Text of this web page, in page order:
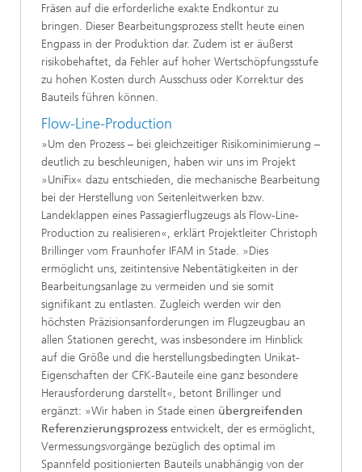
Fräsen auf die erforderliche exakte Endkontur zu
bringen. Dieser Bearbeitungsprozess stellt heute einen
Engpass in der Produktion dar. Zudem ist er äußerst
risikobehaftet, da Fehler auf hoher Wertschöpfungsstufe
zu hohen Kosten durch Ausschuss oder Korrektur des
Bauteils führen können.
Flow-Line-Production
»Um den Prozess – bei gleichzeitiger Risikominimierung –
deutlich zu beschleunigen, haben wir uns im Projekt
»UniFix« dazu entschieden, die mechanische Bearbeitung
bei der Herstellung von Seitenleitwerken bzw.
Landeklappen eines Passagierflugzeugs als Flow-Line-
Production zu realisieren«, erklärt Projektleiter Christoph
Brillinger vom Fraunhofer IFAM in Stade. »Dies
ermöglicht uns, zeitintensive Nebentätigkeiten in der
Bearbeitungsanlage zu vermeiden und sie somit
signifikant zu entlasten. Zugleich werden wir den
höchsten Präzisionsanforderungen im Flugzeugbau an
allen Stationen gerecht, was insbesondere im Hinblick
auf die Größe und die herstellungsbedingten Unikat-
Eigenschaften der CFK-Bauteile eine ganz besondere
Herausforderung darstellt«, betont Brillinger und
ergänzt: »Wir haben in Stade einen übergreifenden
Referenzierungsprozess entwickelt, der es ermöglicht,
Vermessungsvorgänge bezüglich des optimal im
Spannfeld positionierten Bauteils unabhängig von der